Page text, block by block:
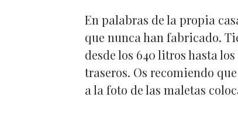
En palabras de la propia
que nunca han fabricado.
desde los 640 litros hasta
traseros. Os recomiendo
a la foto de las maletas